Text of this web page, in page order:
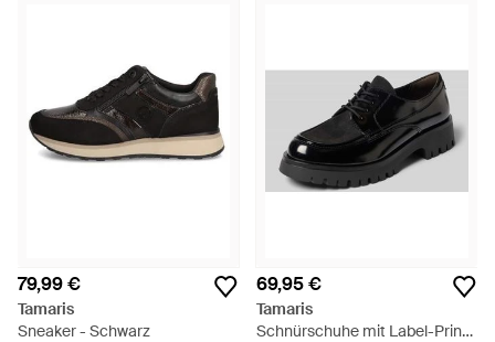
79,99 €
Tamaris
Sneaker - Schwarz
69,95 €
Tamaris
Schnürschuhe mit Label-Print -